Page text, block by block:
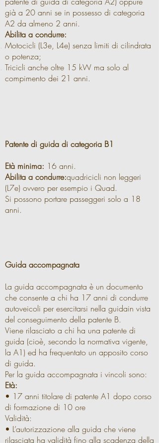
già a 20 anni se in possesso di categoria
A2 da almeno 2 anni.
Abilita a condurre:
Motocicli (L3e, L4e) senza limiti di cilindrata
o potenza;
Tricicli anche oltre 15 kW ma solo al
compimento dei 21 anni.
Patente di guida di categoria B1
Età minima: 16 anni.
Abilita a condurre:quadricicli non leggeri
(L7e) ovvero per esempio i Quad.
Si possono portare passeggeri solo a 18
anni.
Guida accompagnata
La guida accompagnata è un documento
che consente a chi ha 17 anni di condurre
autoveicoli per esercitarsi nella guidain vista
del conseguimento della patente B.
Viene rilasciato a chi ha una patente di
guida (cioè, secondo la normativa vigente,
la A1) ed ha frequentato un apposito corso
di guida.
Per la guida accompagnata i vincoli sono:
Età:
• 17 anni titolare di patente A1 dopo corso
di formazione di 10 ore
Validità:
• L’autorizzazione alla guida che viene
rilasciata ha validità fino alla scadenza della